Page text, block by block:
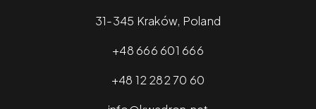
31-345 Kraków, Poland
+48 666 601 666
+48 12 282 70 60